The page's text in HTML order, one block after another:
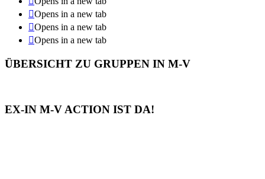
Opens in a new tab
Opens in a new tab
Opens in a new tab
ÜBERSICHT ZU GRUPPEN IN M-V
EX-IN M-V ACTION IST DA!